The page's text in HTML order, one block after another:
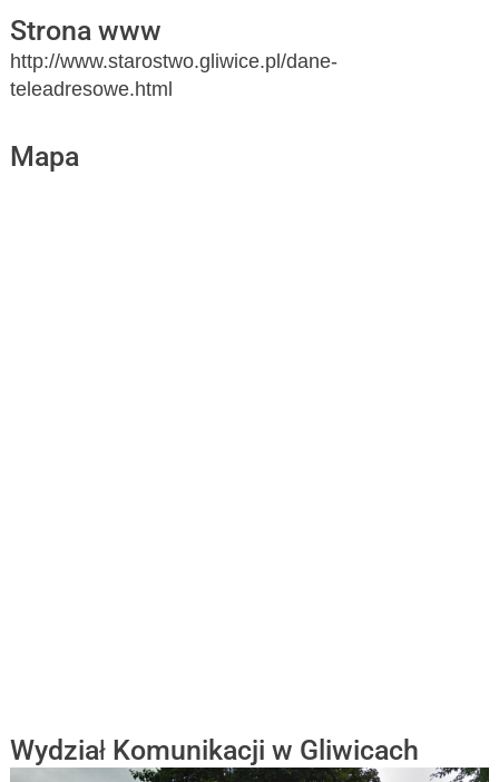
Strona www
http://www.starostwo.gliwice.pl/dane-
teleadresowe.html
Mapa
Wydział Komunikacji w Gliwicach